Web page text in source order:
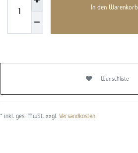
In den Warenkorb
Wunschliste
* inkl. ges. MwSt. zzgl. Versandkosten